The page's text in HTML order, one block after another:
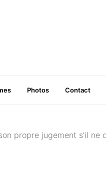
Photos Contact
propre jugement s’il ne